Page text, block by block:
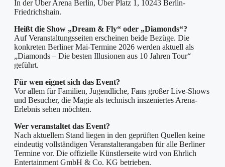
In der Uber Arena Berlin, Uber Platz 1, 10243 Berlin-
Friedrichshain.
Heißt die Show „Dream & Fly“ oder „Diamonds“?
Auf Veranstaltungsseiten erscheinen beide Bezüge. Die
konkreten Berliner Mai-Termine 2026 werden aktuell als
„Diamonds – Die besten Illusionen aus 10 Jahren Tour“
geführt.
Für wen eignet sich das Event?
Vor allem für Familien, Jugendliche, Fans großer Live-Shows
und Besucher, die Magie als technisch inszeniertes Arena-
Erlebnis sehen möchten.
Wer veranstaltet das Event?
Nach aktuellem Stand liegen in den geprüften Quellen keine
eindeutig vollständigen Veranstalterangaben für alle Berliner
Termine vor. Die offizielle Künstlerseite wird von Ehrlich
Entertainment GmbH & Co. KG betrieben.